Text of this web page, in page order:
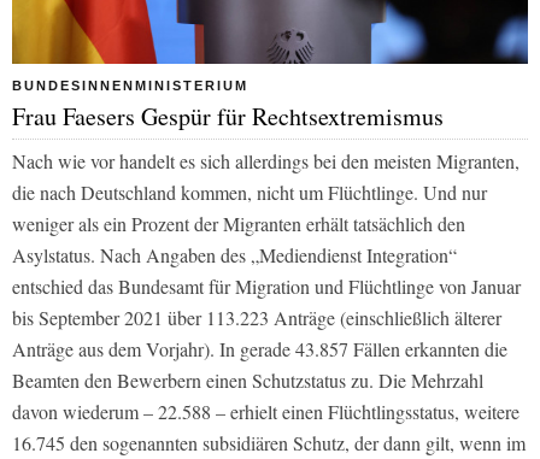
BUNDESINNENMINISTERIUM
Frau Faesers Gespür für Rechtsextremismus
Nach wie vor handelt es sich allerdings bei den meisten Migranten,
die nach Deutschland kommen, nicht um Flüchtlinge. Und nur
weniger als ein Prozent der Migranten erhält tatsächlich den
Asylstatus. Nach Angaben des „Mediendienst Integration“
entschied das Bundesamt für Migration und Flüchtlinge von Januar
bis September 2021 über 113.223 Anträge (einschließlich älterer
Anträge aus dem Vorjahr). In gerade 43.857 Fällen erkannten die
Beamten den Bewerbern einen Schutzstatus zu. Die Mehrzahl
davon wiederum – 22.588 – erhielt einen Flüchtlingsstatus, weitere
16.745 den sogenannten subsidiären Schutz, der dann gilt, wenn im